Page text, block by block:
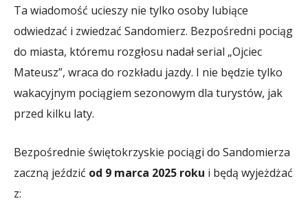
Ta wiadomość ucieszy nie tylko osoby lubiące
odwiedzać i zwiedzać Sandomierz. Bezpośredni pociąg
do miasta, któremu rozgłosu nadał serial „Ojciec
Mateusz”, wraca do rozkładu jazdy. I nie będzie tylko
wakacyjnym pociągiem sezonowym dla turystów, jak
przed kilku laty.
Bezpośrednie świętokrzyskie pociągi do Sandomierza
zaczną jeździć od 9 marca 2025 roku i będą wyjeżdżać
z: